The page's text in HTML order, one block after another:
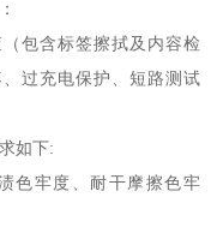
包含标签擦拭及内容检
过充电保护、短路测试
如下:
色牢度、耐干摩擦色牢